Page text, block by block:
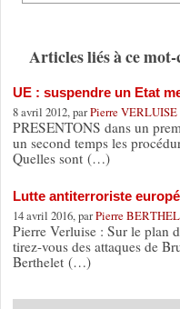
Articles liés à ce mot-
UE : suspendre un Etat
8 avril 2012, parPierre VERLUISE
PRESENTONS dans un
un second temps les
Quelles sont (…)
Lutte antiterroriste
14 avril 2016, parPierre
Pierre Verluise : Sur le plan
tirez-vous des attaques de
Berthelet (…)